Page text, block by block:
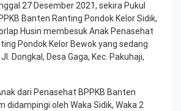
27 Desember 2021, sekira Pukul
Banten Ranting Pondok Kelor Sidik,
Husin membesuk Anak Penasehat
Pondok Kelor Bewok yang sedang
Dongkal, Desa Gaga, Kec. Pakuhaji,
dari Penasehat BPPKB Banten
didampingi oleh Waka Sidik, Waka 2